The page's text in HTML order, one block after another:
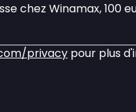
chez Winamax, 100
privacy pour plus